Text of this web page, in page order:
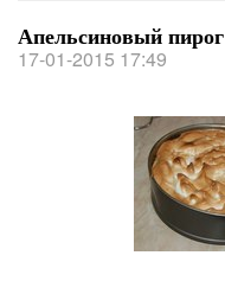
Апельсиновый пирог
17-01-2015 17:49